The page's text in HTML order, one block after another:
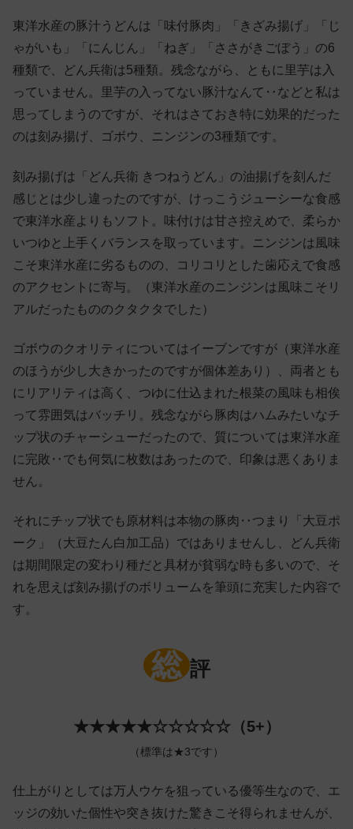
東洋水産の豚汁うどんは「味付豚肉」「きざみ揚げ」「じ
ゃがいも」「にんじん」「ねぎ」「ささがきごぼう」の6
種類で、どん兵衛は5種類。残念ながら、ともに里芋は入
っていません。里芋の入ってない豚汁なんて‥などと私は
思ってしまうのですが、それはさておき特に効果的だった
のは刻み揚げ、ゴボウ、ニンジンの3種類です。
刻み揚げは「どん兵衛 きつねうどん」の油揚げを刻んだ
感じとは少し違ったのですが、けっこうジューシーな食感
で東洋水産よりもソフト。味付けは甘さ控えめで、柔らか
いつゆと上手くバランスを取っています。ニンジンは風味
こそ東洋水産に劣るものの、コリコリとした歯応えで食感
のアクセントに寄与。（東洋水産のニンジンは風味こそリ
アルだったもののクタクタでした）
ゴボウのクオリティについてはイーブンですが（東洋水産
のほうが少し大きかったのですが個体差あり）、両者とも
にリアリティは高く、つゆに仕込まれた根菜の風味も相俟
って雰囲気はバッチリ。残念ながら豚肉はハムみたいなチ
ップ状のチャーシューだったので、質については東洋水産
に完敗‥でも何気に枚数はあったので、印象は悪くありま
せん。
それにチップ状でも原材料は本物の豚肉‥つまり「大豆ポ
ーク」（大豆たん白加工品）ではありませんし、どん兵衛
は期間限定の変わり種だと具材が貧弱な時も多いので、そ
れを思えば刻み揚げのボリュームを筆頭に充実した内容で
す。
総 評
★★★★★☆☆☆☆☆（5+）
（標準は★3です）
仕上がりとしては万人ウケを狙っている優等生なので、エ
ッジの効いた個性や突き抜けた驚きこそ得られませんが、